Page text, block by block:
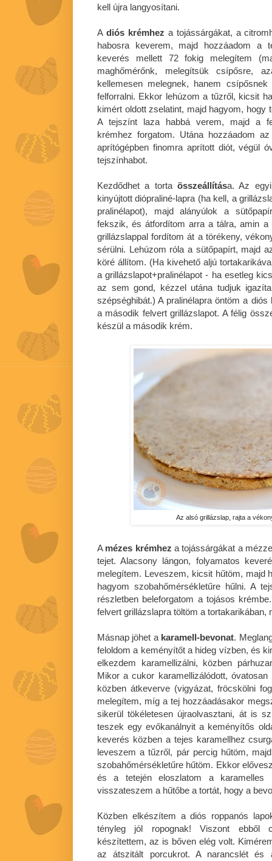
kell újra langyosítani.
A diós krémhez a tojássárgákat, a
habosra keverem, majd hozzáadom a
keverés mellett 72 fokig melegítem
maghőmérőnk, melegítsük csípősre,
kellemesen melegnek, hanem
felforralni. Ekkor lehúzom a tűzről, kicsit
kimért oldott zselatint, majd hagyom, hogy
A tejszínt laza habbá verem, majd a
krémhez forgatom. Utána hozzáadom
aprítógépben finomra aprított diót, végül
tejszínhabot.
Kezdődhet a torta összeállítása. Az
kinyújtott diópraliné-lapra (ha kell, a
pralinélapot), majd alányúlok a
fekszik, és átfordítom arra a tálra, amin
grillázslappal fordítom át a törékeny,
sérülni. Lehúzom róla a sütőpapírt, majd
köré állítom. (Ha kivehető aljú
a grillázslapot+pralinélapot - ha esetleg
az sem gond, kézzel utána tudjuk
szépséghibát.) A pralinélapra öntöm a
a második felvert grillázslapot. A félig
készül a második krém.
Az alsó grillázslap, rajta a
A mézes krémhez a tojássárgákat a
tejet. Alacsony lángon, folyamatos
melegítem. Leveszem, kicsit hűtöm, majd
hagyom szobahőmérsékletűre hűlni. A
részletben beleforgatom a tojásos
felvert grillázslapra töltöm a tortakarikában,
Másnap jöhet a karamell-bevonat.
feloldom a keményítőt a hideg vízben, és
elkezdem karamellizálni, közben
Mikor a cukor karamellizálódott,
közben átkeverve (vigyázat, fröcskölni
melegítem, míg a tej hozzáadásakor
sikerül tökéletesen újraolvasztani, át is
teszek egy evőkanálnyit a keményítős
keverés közben a tejes karamellhez
leveszem a tűzről, pár percig hűtöm,
szobahőmérsékletűre hűtöm. Ekkor
és a tetején eloszlatom a karamelles
visszateszem a hűtőbe a tortát, hogy a
Közben elkészítem a diós roppanós
tényleg jól ropognak! Viszont ebből
készítettem, az is bőven elég volt.
az átszitált porcukrot. A narancslét és